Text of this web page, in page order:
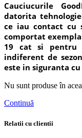
Cauciucurile
datorita
ce iau contact cu
comportat
19 cat si pentru
indiferent de
este in siguranta
Nu sunt produse în
Continuă
Relatii cu clientii